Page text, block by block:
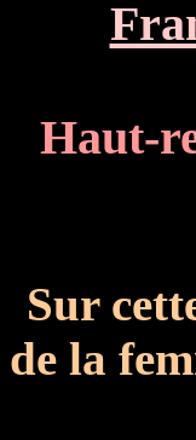
Haut-
Sur
de la